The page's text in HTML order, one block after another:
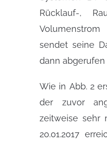
Rücklauf-,
sendet seine
dann
Wie in Abb. 2
der zuvor
zeitweise sehr
20.01.2017